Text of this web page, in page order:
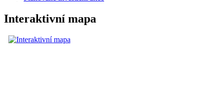
Interaktivní mapa